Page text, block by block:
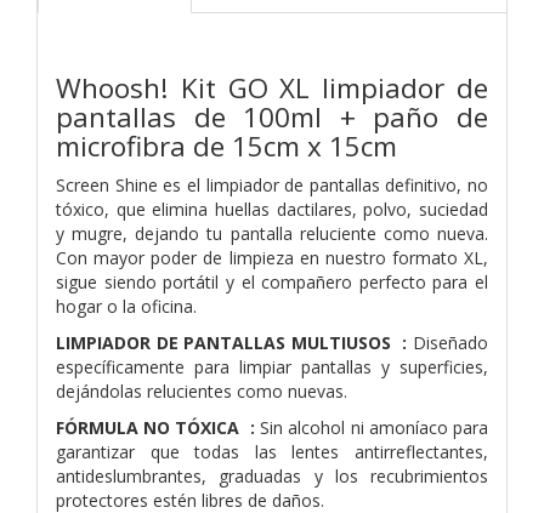
Whoosh! Kit GO XL limpiador de
pantallas de 100ml + paño de
microfibra de 15cm x 15cm
Screen Shine es el limpiador de pantallas definitivo, no
tóxico, que elimina huellas dactilares, polvo, suciedad
y mugre, dejando tu pantalla reluciente como nueva.
Con mayor poder de limpieza en nuestro formato XL,
sigue siendo portátil y el compañero perfecto para el
hogar o la oficina.
LIMPIADOR DE PANTALLAS MULTIUSOS : Diseñado
específicamente para limpiar pantallas y superficies,
dejándolas relucientes como nuevas.
FÓRMULA NO TÓXICA : Sin alcohol ni amoníaco para
garantizar que todas las lentes antirreflectantes,
antideslumbrantes, graduadas y los recubrimientos
protectores estén libres de daños.